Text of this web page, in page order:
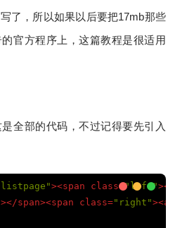
了，所以如果以后要把17mb那些
官方程序上，这篇教程是很适用
全部的代码，不过记得要先引入
><span class="left"><
></span><span class="right"><a